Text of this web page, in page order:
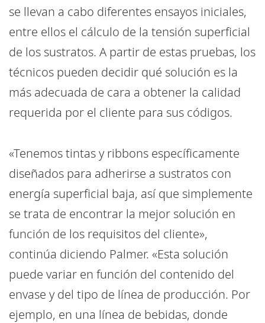
se llevan a cabo diferentes ensayos iniciales,
entre ellos el cálculo de la tensión superficial
de los sustratos. A partir de estas pruebas, los
técnicos pueden decidir qué solución es la
más adecuada de cara a obtener la calidad
requerida por el cliente para sus códigos.
«Tenemos tintas y ribbons específicamente
diseñados para adherirse a sustratos con
energía superficial baja, así que simplemente
se trata de encontrar la mejor solución en
función de los requisitos del cliente»,
continúa diciendo Palmer. «Esta solución
puede variar en función del contenido del
envase y del tipo de línea de producción. Por
ejemplo, en una línea de bebidas, donde